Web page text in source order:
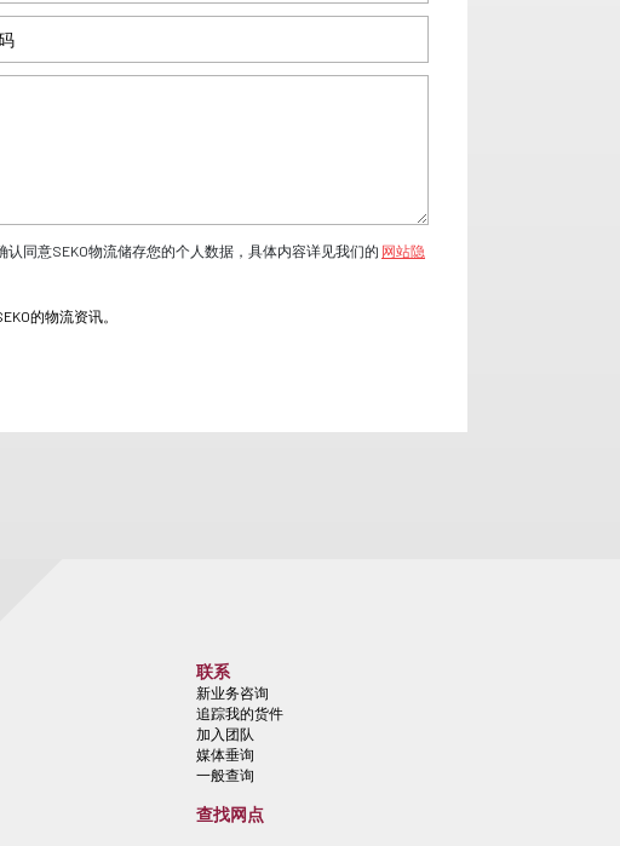
认同意SEKO物流储存您的个人数据，具体内容详见我们的 网站隐
的物流资讯。
联系
新业务咨询
追踪我的货件
加入团队
媒体垂询
一般查询
查找网点